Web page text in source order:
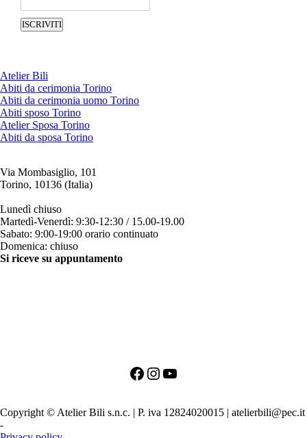
Atelier Bili
Abiti da cerimonia Torino
Abiti da cerimonia uomo Torino
Abiti sposo Torino
Atelier Sposa Torino
Abiti da sposa Torino
Via Mombasiglio, 101
Torino, 10136 (Italia)
Lunedì chiuso
Martedì-Venerdì: 9:30-12:30 / 15.00-19.00
Sabato: 9:00-19:00 orario continuato
Domenica: chiuso
Si riceve su appuntamento
Facebook
Instagram
YouTube
Copyright © Atelier Bili s.n.c. | P. iva 12824020015 | atelierbili@pec.it
-